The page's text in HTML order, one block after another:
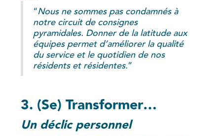
“Nous ne sommes pas condamnés à
notre circuit de consignes
pyramidales. Donner de la latitude aux
équipes permet d’améliorer la qualité
du service et le quotidien de nos
résidents et résidentes.”
3. (Se) Transformer…
Un déclic personnel